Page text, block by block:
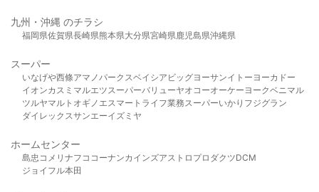
九州・沖縄 のチラシ
福岡県佐賀県長崎県熊本県大分県宮崎県鹿児島県沖縄県
スーパー
いなげや西條アマノパークスベイシア ビッグヨーサンイトーヨーカドー
イオンカスミ マルエツスーパーバリューヤオコーオーケー ヨークベニマル
ツルヤマルト オギノ エスマート ライフ業務スーパーいかり フジグラン
ダイレックスサンエーイズミヤ
ホームセンター
島忠 コメリ ナフコ コーナンカインズアストロプロダクツDCM
ジョイフル本田